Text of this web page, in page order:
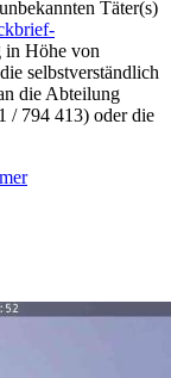
Täter(s)
in Höhe von
selbstverständlich
die Abteilung
/ 794 413) oder die